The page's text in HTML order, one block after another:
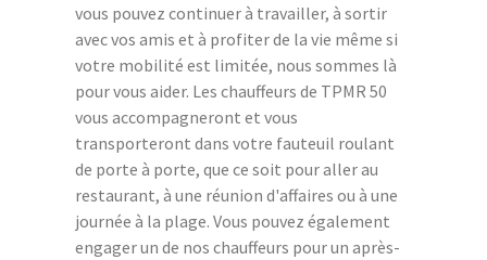
vous pouvez continuer à travailler, à sortir
avec vos amis et à profiter de la vie même si
votre mobilité est limitée, nous sommes là
pour vous aider. Les chauffeurs de TPMR 50
vous accompagneront et vous
transporteront dans votre fauteuil roulant
de porte à porte, que ce soit pour aller au
restaurant, à une réunion d'affaires ou à une
journée à la plage. Vous pouvez également
engager un de nos chauffeurs pour un après-